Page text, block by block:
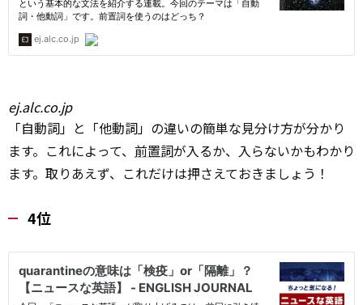
ej.alc.co.jp
「自動詞」と「他動詞」の違いの簡単な見分け方が分かり
ます。これによって、 前置詞が入るか、入らないかもわかり
ます。取りあえず、これだけは押さえておきましょう！
4位